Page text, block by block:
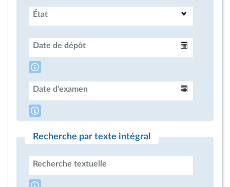
État
Date de dépôt
Date d'examen
Recherche par texte intégral
Recherche textuelle